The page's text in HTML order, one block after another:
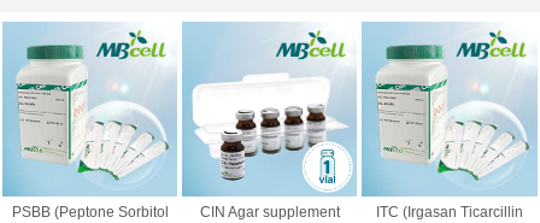
PSBB (Peptone Sorbitol
CIN Agar supplement
ITC (Irgasan Ticarcillin